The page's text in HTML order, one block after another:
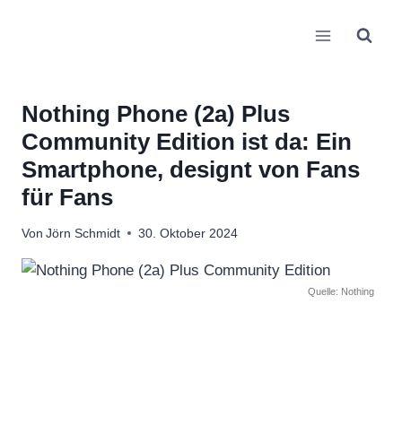
Nothing Phone (2a) Plus
Community Edition ist da: Ein
Smartphone, designt von Fans
für Fans
Von Jörn Schmidt 30. Oktober 2024
Quelle: Nothing